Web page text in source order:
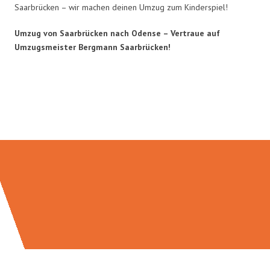
Saarbrücken – wir machen deinen Umzug zum Kinderspiel!
Umzug von Saarbrücken nach Odense – Vertraue auf
Umzugsmeister Bergmann Saarbrücken!